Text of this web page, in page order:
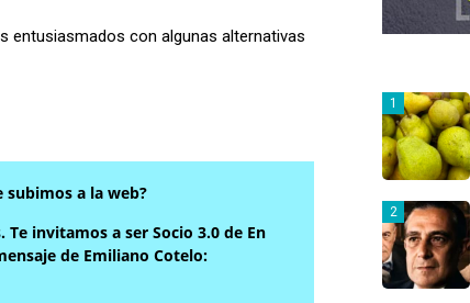
entusiasmados con algunas alternativas
subimos a la web?
invitamos a ser Socio 3.0 de En
de Emiliano Cotelo: